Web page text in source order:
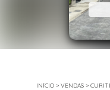
INÍCIO> VENDAS>